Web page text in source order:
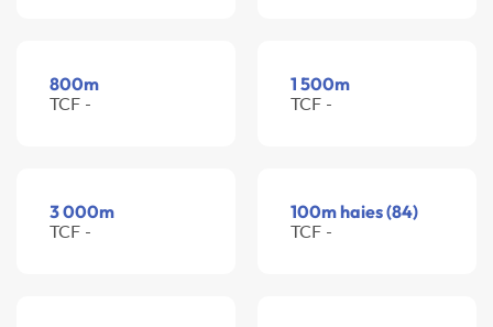
800m
TCF -
1 500m
TCF -
3 000m
TCF -
100m haies (84)
TCF -